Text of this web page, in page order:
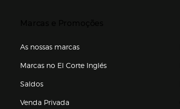
As nossas marcas
Marcas no El Corte Inglés
Saldos
Venda Privada